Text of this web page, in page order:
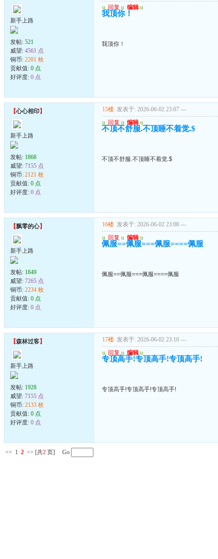
新手上路
发帖: 521
威望: 4561 点
铜币: 2281 枚
贡献值: 0 点
好评度: 0 点
u 回复 u 编辑 u
我顶你！
我顶你！
【心心相印】
新手上路
发帖: 1868
威望: 7155 点
铜币: 2121 枚
贡献值: 0 点
好评度: 0 点
15楼 发表于: 2026-06-02 23:07 ---
u 回复 u 编辑 u
不顶不舒服.不顶睡不着觉.$
不顶不舒服.不顶睡不着觉.$
【飘零的心】
新手上路
发帖: 1849
威望: 7265 点
铜币: 2234 枚
贡献值: 0 点
好评度: 0 点
16楼 发表于: 2026-06-02 23:08 ---
u 回复 u 编辑 u
佩服==佩服===佩服====佩服
佩服==佩服===佩服====佩服
【森林过客】
新手上路
发帖: 1928
威望: 7155 点
铜币: 2133 枚
贡献值: 0 点
好评度: 0 点
17楼 发表于: 2026-06-02 23:10 ---
u 回复 u 编辑 u
专顶高手!专顶高手!专顶高手!
专顶高手!专顶高手!专顶高手!
<< 1 2 >> [共2 页] Go